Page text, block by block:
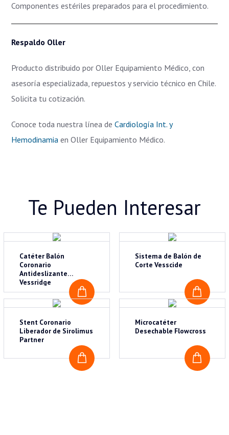
Componentes estériles preparados para el procedimiento.
Respaldo Oller
Producto distribuido por Oller Equipamiento Médico, con
asesoría especializada, repuestos y servicio técnico en Chile.
Solicita tu cotización.
Conoce toda nuestra línea deCardiología Int. y
Hemodinamia en Oller Equipamiento Médico.
Te Pueden Interesar
COTIZAR
Catéter Balón
Coronario
Antideslizante
Vessridge
Sistema de Balón de
Corte Vesscide
COTIZAR
Stent Coronario
Liberador de Sirolimus
Partner
Microcatéter
Desechable Flowcross